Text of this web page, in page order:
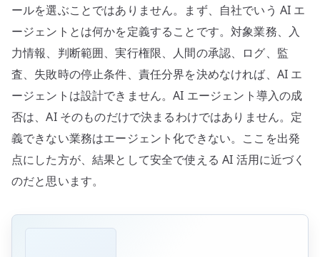
ールを選ぶことではありません。まず、自社でいう AI エ
ージェントとは何かを定義することです。対象業務、入
力情報、判断範囲、実行権限、人間の承認、ログ、監
査、失敗時の停止条件、責任分界を決めなければ、AI エ
ージェントは設計できません。AI エージェント導入の成
否は、AI そのものだけで決まるわけではありません。定
義できない業務はエージェント化できない。ここを出発
点にした方が、結果として安全で使える AI 活用に近づく
のだと思います。